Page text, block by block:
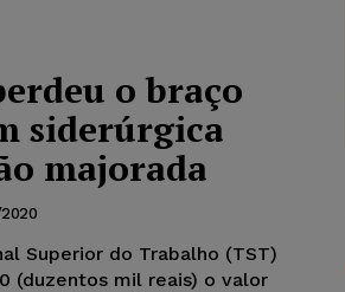
o braço
siderúrgica
majorada
Superior do Trabalho (TST)
(duzentos mil reais) o valor